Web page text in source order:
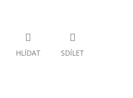
HLÍDAT SDÍLET